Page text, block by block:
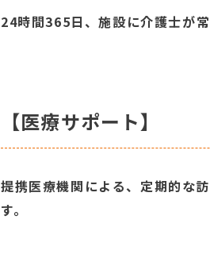
24時間365日、施設に介護士が常
【医療サポート】
提携医療機関による、定期的な
す。